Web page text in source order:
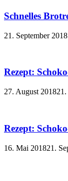
Schnelles
21. September 2018
Rezept:
27. August 2018
Rezept:
16. Mai 201821.